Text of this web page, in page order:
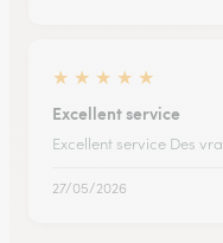
★ ★ ★ ★ ★
Excellent service
Excellent service Des
27/05/2026